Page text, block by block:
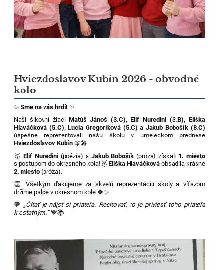
Hviezdoslavov Kubín 2026 - obvodné
kolo
✨Sme na vás hrdí! ✨
Naši šikovní žiaciMatúš Jánoš (3.C), Elif Nuredini (3.B), Eliška
Hlaváčková (5.C), Lucia Gregoríková (5.C) a Jakub Bobošík (8.C)
úspešne reprezentovali našu školu v umeleckom prednese
Hviezdoslavov Kubín 📖🎤
🥇Elif Nuredini (poézia) a Jakub Bobošík(próza) získali 1. miesto
s postupom do okresného kola!🥈 Eliška Hlaváčkováobsadila krásne
2. miesto (próza).
👏 Všetkým ďakujeme za skvelú reprezentáciu školy a víťazom
držíme palce v okresnom kole 🍀✨
💬 „Čítať je nájsť si priateľa. Recitovať, to je priviesť toho priateľa
k ostatným.“💙📚